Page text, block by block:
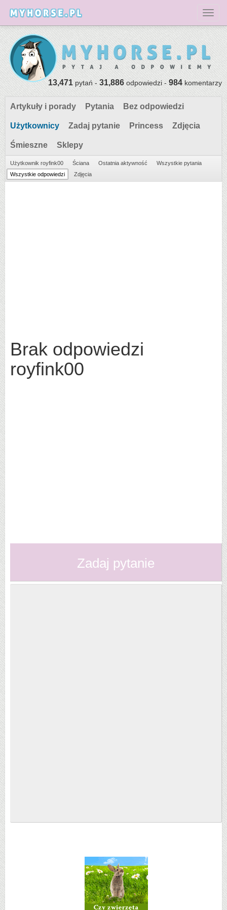
13,471pytań -31,886odpowiedzi -984komentarzy
Artykuły i porady Pytania Bez odpowiedzi
Użytkownicy Zadaj pytanie Princess Zdjęcia
Śmieszne Sklepy
Użytkownik royfink00 Ściana Ostatnia aktywność
Wszystkie pytania
Wszystkie odpowiedzi
Zdjęcia
Brak odpowiedzi
royfink00
Zadaj pytanie